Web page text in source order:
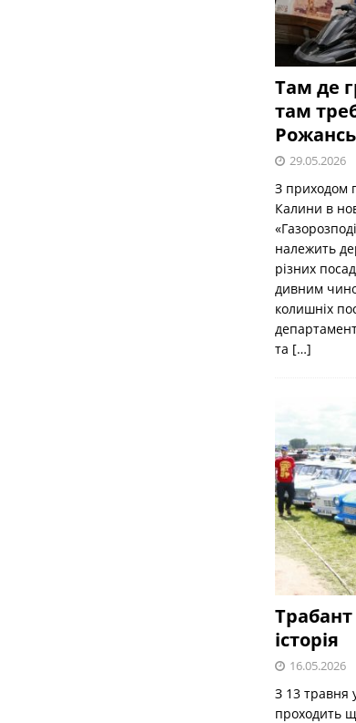
Там де
там
29.05.2026
З приходом
Калини в
належить
різних
дивним
колишніх
та […]
історія
16.05.2026
З 13 травня
проходить